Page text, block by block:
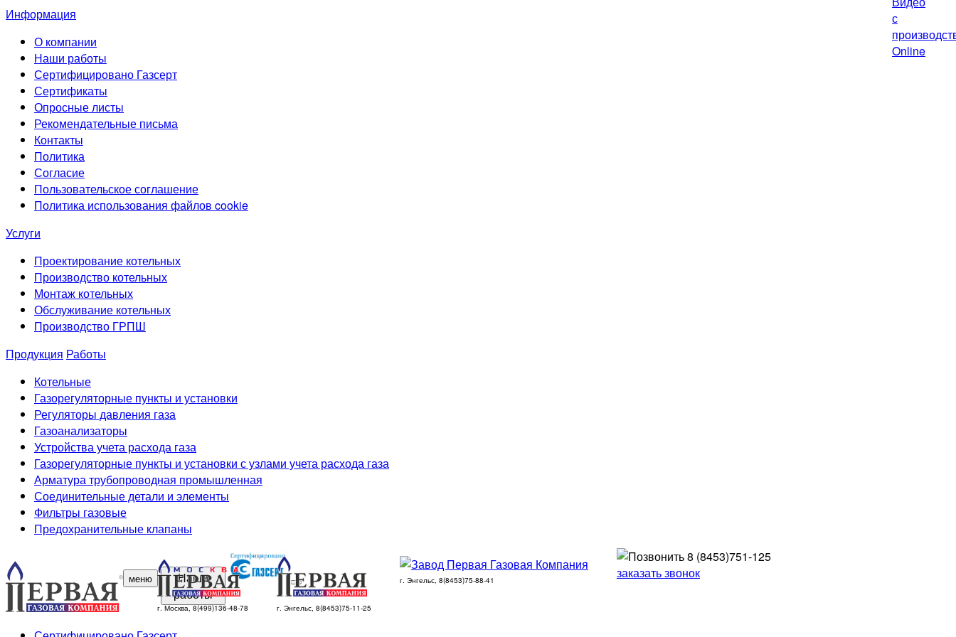
Информация
О компании
Наши работы
Сертифицировано Газсерт
Сертификаты
Опросные листы
Рекомендательные письма
Контакты
Политика
Согласие
Пользовательское соглашение
Политика использования файлов cookie
Услуги
Проектирование котельных
Производство котельных
Монтаж котельных
Обслуживание котельных
Производство ГРПШ
Продукция Работы
Котельные
Газорегуляторные пункты и установки
Регуляторы давления газа
Газоанализаторы
Устройства учета расхода газа
Газорегуляторные пункты и установки с узлами учета расхода газа
Арматура трубопроводная промышленная
Соединительные детали и элементы
Фильтры газовые
Предохранительные клапаны
меню
Наши
работы
г. Москва, 8(499)136-48-78 г. Энгельс, 8(8453)75-11-25
г. Энгельс, 8(8453)75-88-41
8 (8453)751-125
заказать звонок